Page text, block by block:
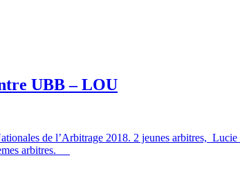
UBB – LOU
de l’Arbitrage 2018. 2 jeunes arbitres,
arbitres.